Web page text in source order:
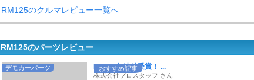
RM125のクルマレビュー一覧へ
RM125のパーツレビュー
デモカーパーツ おすすめ記事
POTY9年連続受賞！ ...
株式会社プロスタッフ さん